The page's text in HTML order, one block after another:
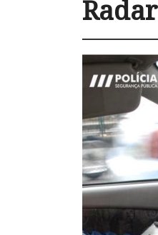
Radar